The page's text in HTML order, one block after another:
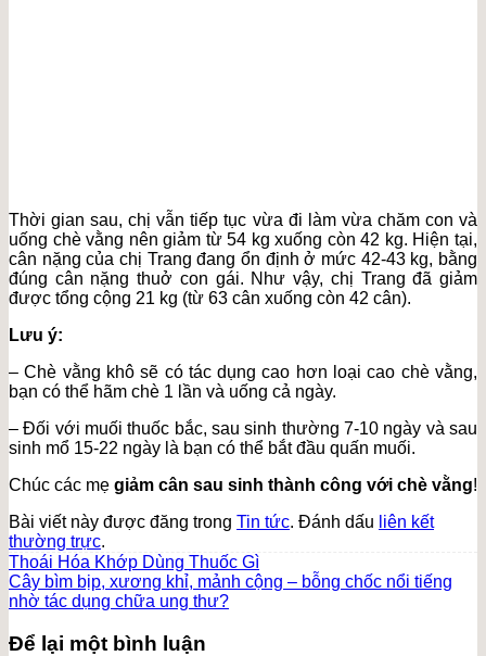
Thời gian sau, chị vẫn tiếp tục vừa đi làm vừa chăm con và
uống chè vằng nên giảm từ 54 kg xuống còn 42 kg. Hiện tại,
cân nặng của chị Trang đang ổn định ở mức 42-43 kg, bằng
đúng cân nặng thuở con gái. Như vậy, chị Trang đã giảm
được tổng cộng 21 kg (từ 63 cân xuống còn 42 cân).
Lưu ý:
– Chè vằng khô sẽ có tác dụng cao hơn loại cao chè vằng,
bạn có thể hãm chè 1 lần và uống cả ngày.
– Đối với muối thuốc bắc, sau sinh thường 7-10 ngày và sau
sinh mổ 15-22 ngày là bạn có thể bắt đầu quấn muối.
Chúc các mẹ giảm cân sau sinh thành công với chè vằng!
Bài viết này được đăng trong Tin tức. Đánh dấu liên kết
thường trực.
Thoái Hóa Khớp Dùng Thuốc Gì
Cây bìm bịp, xương khỉ, mảnh cộng – bỗng chốc nổi tiếng
nhờ tác dụng chữa ung thư?
Để lại một bình luận